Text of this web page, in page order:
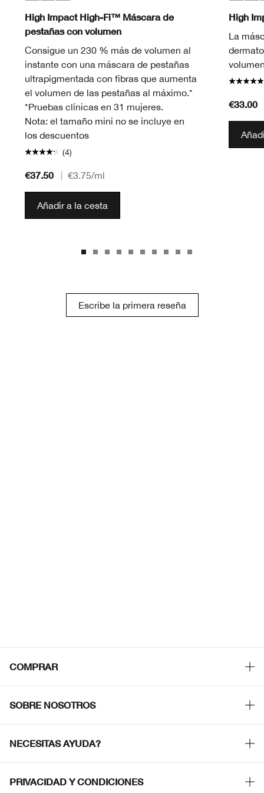
High Impact High-Fi™ Máscara de
pestañas con volumen
Consigue un 230 % más de volumen al
instante con una máscara de pestañas
ultrapigmentada con fibras que aumenta
el volumen de las pestañas al máximo.*
*Pruebas clínicas en 31 mujeres.
Nota: el tamaño mini no se incluye en
los descuentos
(4)
€37.50 €3.75/ml
Añadir a la cesta
High
La
€33.00
Escribe la primera reseña
COMPRAR
Localiza tu Punto de Venta
SOBRE NOSOTROS
NECESITAS AYUDA?
PRIVACIDAD Y CONDICIONES